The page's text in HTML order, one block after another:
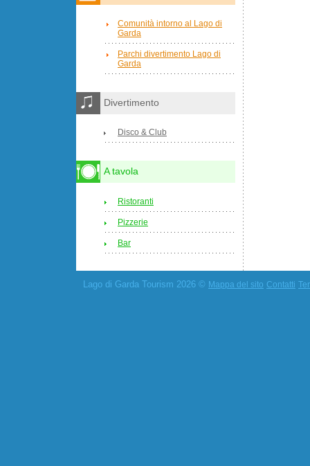
Comunità intorno al Lago di
Garda
Parchi divertimento Lago di
Garda
Divertimento
Disco & Club
A tavola
Ristoranti
Pizzerie
Bar
Lago di Garda Tourism 2026 © Mappa del sito Contatti